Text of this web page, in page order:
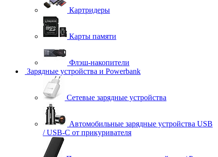
Картридеры
Карты памяти
Флэш-накопители
Зарядные устройства и Powerbank
Сетевые зарядные устройства
Автомобильные зарядные устройства USB
/ USB-C от прикуривателя